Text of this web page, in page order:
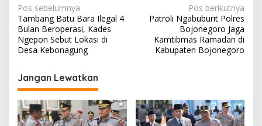
N
a
v
i
g
a
s
Pos sebelumnya
Tambang Batu Bara Ilegal 4
Bulan Beroperasi, Kades
Ngepon Sebut Lokasi di
Desa Kebonagung
Pos berikutnya
Patroli Ngabuburit Polres
Bojonegoro Jaga
Kamtibmas Ramadan di
Kabupaten Bojonegoro
Jangan Lewatkan